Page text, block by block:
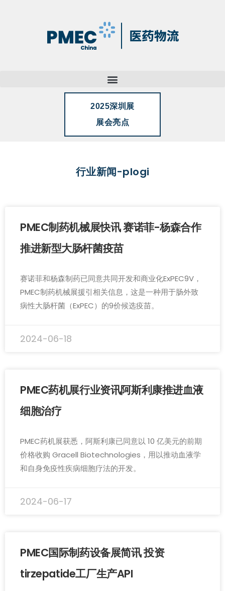
2025深圳展
展会亮点
行业新闻-plogi
PMEC制药机械展快讯 赛诺菲-杨森合作
推进新型大肠杆菌疫苗
赛诺菲和杨森制药已同意共同开发和商业化ExPEC9V，
PMEC制药机械展援引相关信息，这是一种用于肠外致
病性大肠杆菌（ExPEC）的9价候选疫苗。
2024-06-18
PMEC药机展行业资讯阿斯利康推进血液
细胞治疗
PMEC药机展获悉，阿斯利康已同意以 10 亿美元的前期
价格收购 Gracell Biotechnologies，用以推动血液学
和自身免疫性疾病细胞疗法的开发。
2024-06-17
PMEC国际制药设备展简讯 投资
tirzepatide工厂生产API